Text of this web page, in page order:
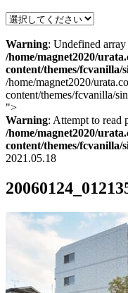
Warning: Undefined
/home/magnet2020/
content/themes/fcvanilla/
/home/magnet2020/
content/themes/fcvanilla/
">
Warning: Attempt to read
/home/magnet2020/
content/themes/fcvanilla/
2021.05.18